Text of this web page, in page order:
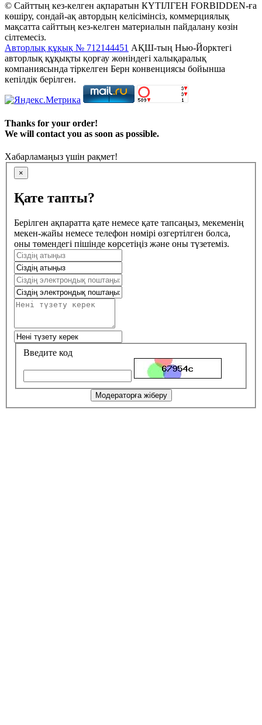
© Сайттың кез-келген ақпаратын КҮТІЛГЕН FORBIDDEN-ға
көшіру, сондай-ақ автордың келісімінсіз, коммерциялық
мақсатта сайттың кез-келген материалын пайдалану көзін
сілтемесіз.
Авторлық құқық № 712144451 АҚШ-тың Нью-Йорктегі
авторлық құқықты қорғау жөніндегі халықаралық
компаниясында тіркелген Берн конвенциясы бойынша
кепілдік берілген.
Thanks for your order!
We will contact you as soon as possible.
Хабарламаңыз үшін рақмет!
×
Қате тапты?
Берілген ақпаратта қате немесе қате тапсаңыз, мекеменің
мекен-жайы немесе телефон нөмірі өзгертілген болса,
оны төмендегі пішінде көрсетіңіз және оны түзетеміз.
Введите код
Модераторға жіберу